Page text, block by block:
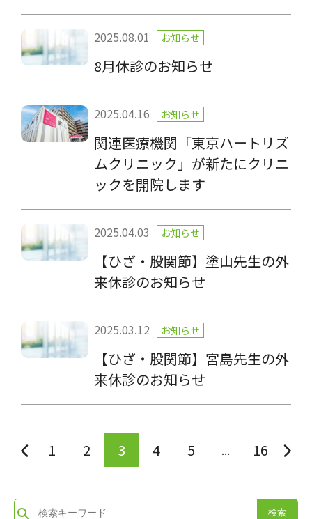
2025.08.01 お知らせ
8月休診のお知らせ
2025.04.16 お知らせ
関連医療機関「東京ハートリズ
ムクリニック」が新たにクリニ
ックを開院します
2025.04.03 お知らせ
【ひざ・股関節】塗山先生の外
来休診のお知らせ
2025.03.12 お知らせ
【ひざ・股関節】宮島先生の外
来休診のお知らせ
1 2 3 4 5 ... 16